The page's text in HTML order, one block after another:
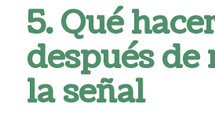
5. Qué
después
la señal